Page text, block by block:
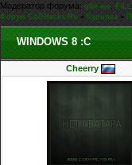
Модератор форума:g0d-me,
Форум CoDHacks.Ru » Курилка »
WINDOWS 8 :C
Cheerry